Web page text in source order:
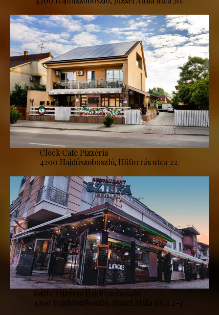
Clock Cafe Pizzéria
4200 Hajdúszoboszló, Hőforrás utca 22.
Szilfa Étterem Hajdúszoboszló
4200 Hajdúszoboszló, József Attila utca 2-4.